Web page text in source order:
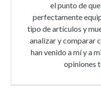
el punto de
perfectamente
tipo de artículos y
analizar y comparar
han venido a mí y a
opiniones